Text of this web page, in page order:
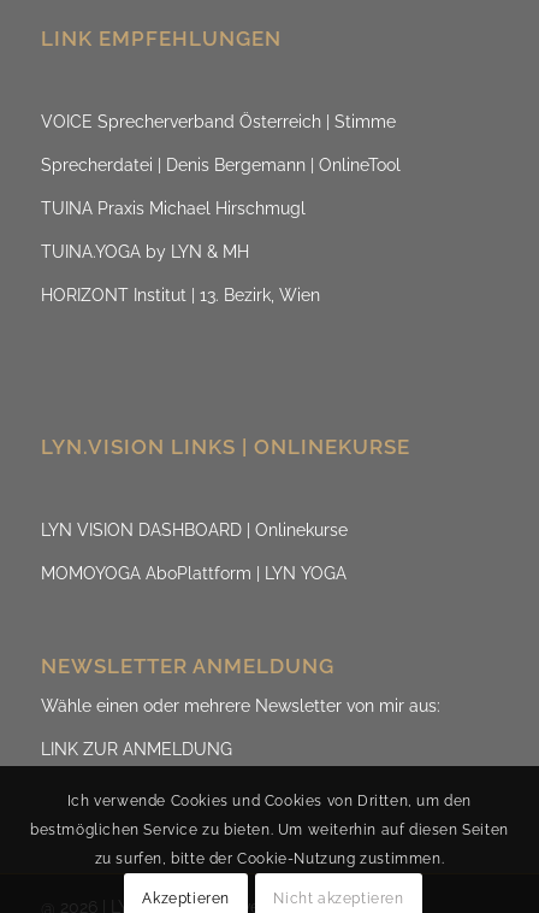
LINK EMPFEHLUNGEN
VOICE Sprecherverband Österreich | Stimme
Sprecherdatei | Denis Bergemann | OnlineTool
TUINA Praxis Michael Hirschmugl
TUINA.YOGA by LYN & MH
HORIZONT Institut | 13. Bezirk, Wien
LYN.VISION LINKS | ONLINEKURSE
LYN VISION DASHBOARD | Onlinekurse
MOMOYOGA AboPlattform | LYN YOGA
NEWSLETTER ANMELDUNG
Wähle einen oder mehrere Newsletter von mir aus:
LINK ZUR ANMELDUNG
@ 2026 | LYN.ViSION by Evelyn Fischereder
Ich verwende Cookies und Cookies von Dritten, um den
bestmöglichen Service zu bieten. Um weiterhin auf diesen Seiten
zu surfen, bitte der Cookie-Nutzung zustimmen.
Akzeptieren Nicht akzeptieren